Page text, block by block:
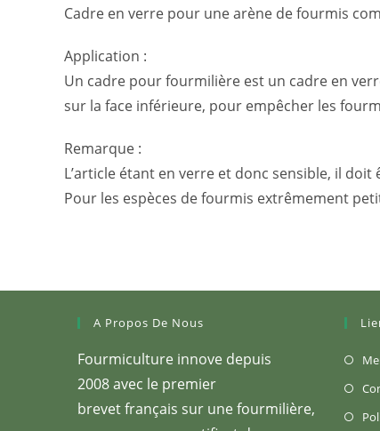
Cadre en verre pour une arène de fourmis
Application :
Un cadre pour fourmilière est un cadre en
sur la face inférieure, pour empêcher les
Remarque :
L’article étant en verre et donc sensible, il
Pour les espèces de fourmis extrêmement
A Propos De Nous
Fourmiculture innove depuis
2008 avec le premier
brevet français sur une fourmilière,